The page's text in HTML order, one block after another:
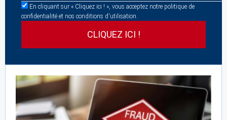
En cliquant sur « Cliquez ici ! », vous acceptez notre politique de
confidentialité et nos conditions d'utilisation.